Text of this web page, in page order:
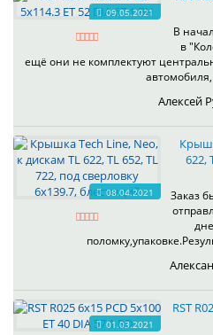
09.05.2021
В
в
ещё они не комплектуют
Алексей
08.04.2021
622,
Заказ
01.03.2021
RST